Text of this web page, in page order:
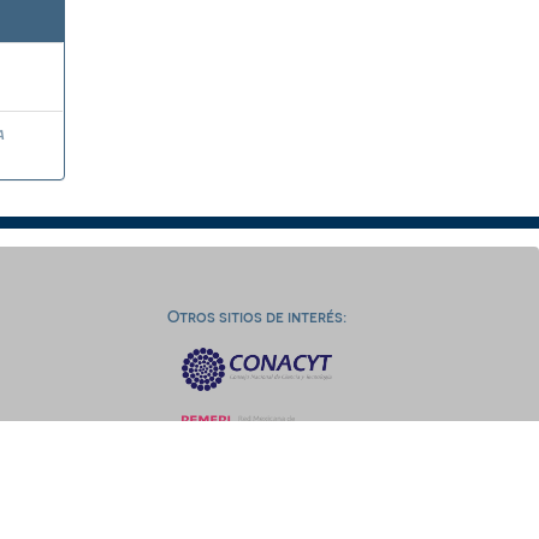
Otros sitios de interés: